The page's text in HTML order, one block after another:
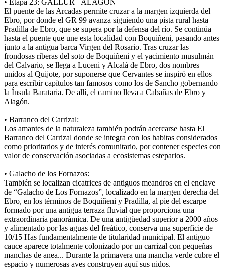
El puente de las Arcadas permite cruzar a la margen izquierda del
Ebro, por donde el GR 99 avanza siguiendo una pista rural hasta
Pradilla de Ebro, que se supera por la defensa del río. Se continúa
hasta el puente que une esta localidad con Boquiñeni, pasando antes
junto a la antigua barca Virgen del Rosario. Tras cruzar las
frondosas riberas del soto de Boquiñeni y el yacimiento musulmán
del Calvario, se llega a Luceni y Alcalá de Ebro, dos nombres
unidos al Quijote, por suponerse que Cervantes se inspiró en ellos
para escribir capítulos tan famosos como los de Sancho gobernando
la Ínsula Barataria. De allí, el camino lleva a Cabañas de Ebro y
Alagón.
• Barranco del Carrizal:
Los amantes de la naturaleza también podrán acercarse hasta El
Barranco del Carrizal donde se integra con los habitas considerados
como prioritarios y de interés comunitario, por contener especies con
valor de conservación asociadas a ecosistemas esteparios.
• Galacho de los Fornazos:
También se localizan cicatrices de antiguos meandros en el enclave
de “Galacho de Los Fornazos”, localizado en la margen derecha del
Ebro, en los términos de Boquiñeni y Pradilla, al pie del escarpe
formado por una antigua terraza fluvial que proporciona una
extraordinaria panorámica. De una antigüedad superior a 2000 años
y alimentado por las aguas del freático, conserva una superficie de
10/15 Has fundamentalmente de titularidad municipal. El antiguo
cauce aparece totalmente colonizado por un carrizal con pequeñas
manchas de anea... Durante la primavera una mancha verde cubre el
espacio y numerosas aves construyen aquí sus nidos.